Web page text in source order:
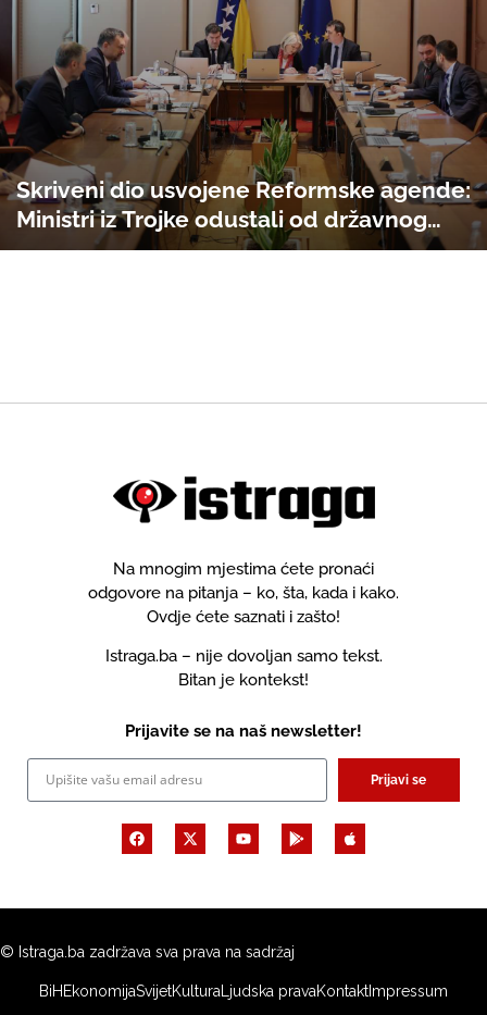
Skriveni dio usvojene Reformske agende:
Ministri iz Trojke odustali od državnog
zakona o gasu!
Na mnogim mjestima ćete pronaći
odgovore na pitanja – ko, šta, kada i kako.
Ovdje ćete saznati i zašto!
Istraga.ba – nije dovoljan samo tekst.
Bitan je kontekst!
Prijavite se na naš newsletter!
Prijavi se
© Istraga.ba zadržava sva prava na sadržaj
BiHEkonomijaSvijetKulturaLjudska pravaKontaktImpressum